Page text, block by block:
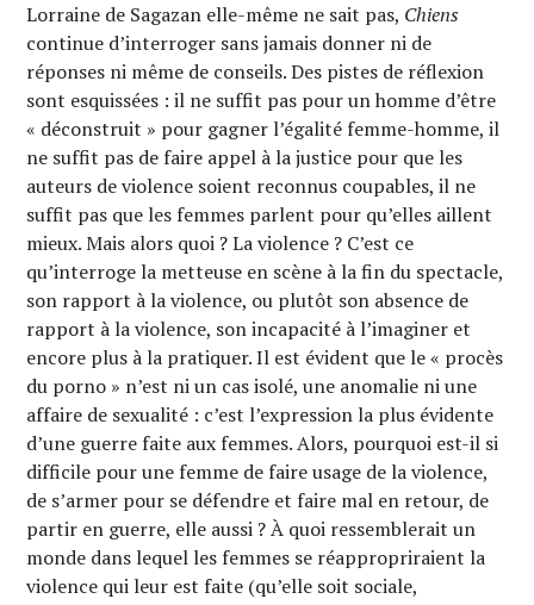
Lorraine de Sagazan elle-même ne sait pas, Chiens
continue d’interroger sans jamais donner ni de
réponses ni même de conseils. Des pistes de réflexion
sont esquissées : il ne suffit pas pour un homme d’être
« déconstruit » pour gagner l’égalité femme-homme, il
ne suffit pas de faire appel à la justice pour que les
auteurs de violence soient reconnus coupables, il ne
suffit pas que les femmes parlent pour qu’elles aillent
mieux. Mais alors quoi ? La violence ? C’est ce
qu’interroge la metteuse en scène à la fin du spectacle,
son rapport à la violence, ou plutôt son absence de
rapport à la violence, son incapacité à l’imaginer et
encore plus à la pratiquer. Il est évident que le « procès
du porno » n’est ni un cas isolé, une anomalie ni une
affaire de sexualité : c’est l’expression la plus évidente
d’une guerre faite aux femmes. Alors, pourquoi est-il si
difficile pour une femme de faire usage de la violence,
de s’armer pour se défendre et faire mal en retour, de
partir en guerre, elle aussi ? À quoi ressemblerait un
monde dans lequel les femmes se réappropriraient la
violence qui leur est faite (qu’elle soit sociale,